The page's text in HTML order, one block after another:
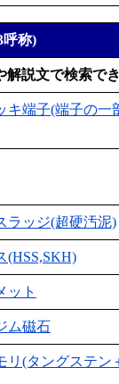
呼称)
解説文で検索で
キ端子(端子の一
ラッジ(超硬汚泥)
(HSS,SKH)
ット
ム磁石
リ(タングステン